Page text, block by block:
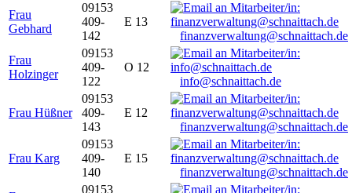
Frau
Gebhard
09153
409-
142
E 13
finanzverwaltung@schnaittach.de
Frau
Holzinger
09153
409-
122
O 12
info@schnaittach.de
Frau Hüßner
09153
409-
143
E 12
finanzverwaltung@schnaittach.de
Frau Karg
09153
409-
140
E 15
finanzverwaltung@schnaittach.de
09153